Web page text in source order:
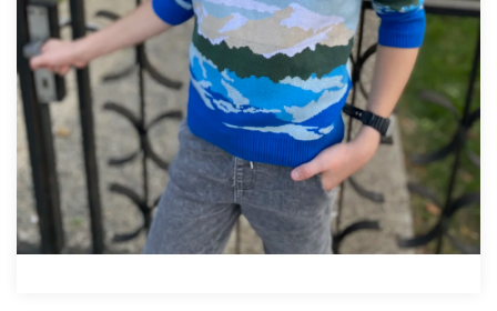
Značky
Měna
(CZK)
Přihlášení